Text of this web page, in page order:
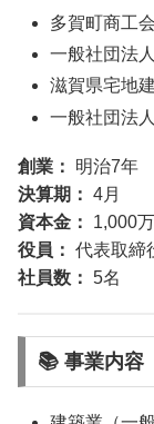
多賀町商工会
一般社団法
滋賀県宅地
一般社団法
創業：
明治7年
決算期： 4月
資本金：
1,000
役員： 代表取締
社員数： 5名
📚 事業内容